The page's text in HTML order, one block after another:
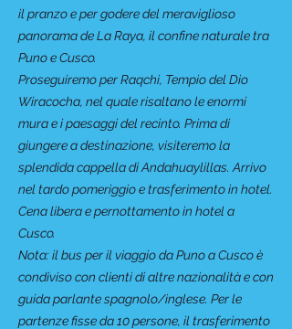
il pranzo e per godere del meraviglioso
panorama de La Raya, il confine naturale tra
Puno e Cusco.
Proseguiremo per Raqchi, Tempio del Dio
Wiracocha, nel quale risaltano le enormi
mura e i paesaggi del recinto. Prima di
giungere a destinazione, visiteremo la
splendida cappella di Andahuaylillas. Arrivo
nel tardo pomeriggio e trasferimento in hotel.
Cena libera e pernottamento in hotel a
Cusco.
Nota: il bus per il viaggio da Puno a Cusco è
condiviso con clienti di altre nazionalità e con
guida parlante spagnolo/inglese. Per le
partenze fisse da 10 persone, il trasferimento